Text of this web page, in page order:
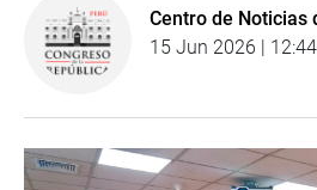
Centro de Noticias
15 Jun 2026 |